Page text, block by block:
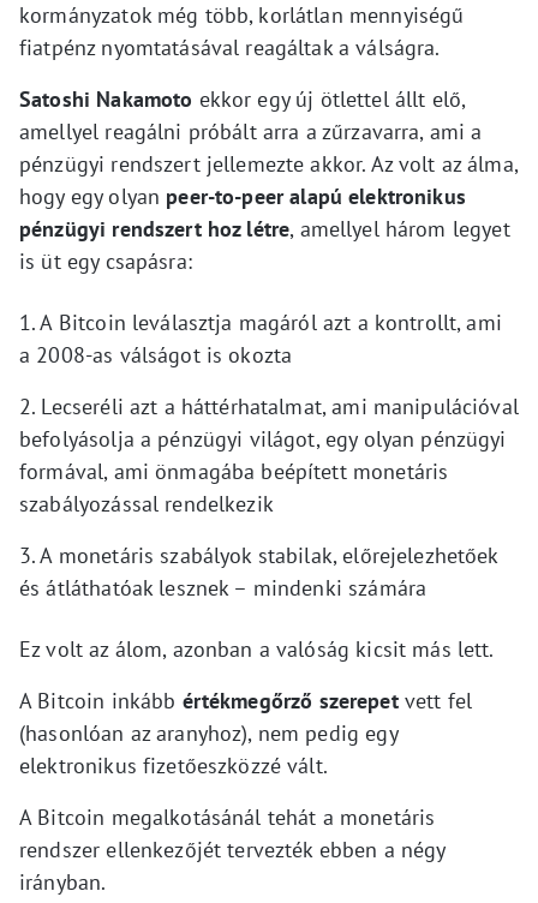
kormányzatok még több, korlátlan mennyiségű
fiatpénz nyomtatásával reagáltak a válságra.
Satoshi Nakamoto ekkor egy új ötlettel állt elő,
amellyel reagálni próbált arra a zűrzavarra, ami a
pénzügyi rendszert jellemezte akkor. Az volt az álma,
hogy egy olyan peer-to-peer alapú elektronikus
pénzügyi rendszert hoz létre, amellyel három legyet
is üt egy csapásra:
1. A Bitcoin leválasztja magáról azt a kontrollt, ami
a 2008-as válságot is okozta
2. Lecseréli azt a háttérhatalmat, ami manipulációval
befolyásolja a pénzügyi világot, egy olyan pénzügyi
formával, ami önmagába beépített monetáris
szabályozással rendelkezik
3. A monetáris szabályok stabilak, előrejelezhetőek
és átláthatóak lesznek – mindenki számára
Ez volt az álom, azonban a valóság kicsit más lett.
A Bitcoin inkább értékmegőrző szerepetvett fel
(hasonlóan az aranyhoz), nem pedig egy
elektronikus fizetőeszközzé vált.
A Bitcoin megalkotásánál tehát a monetáris
rendszer ellenkezőjét tervezték ebben a négy
irányban.